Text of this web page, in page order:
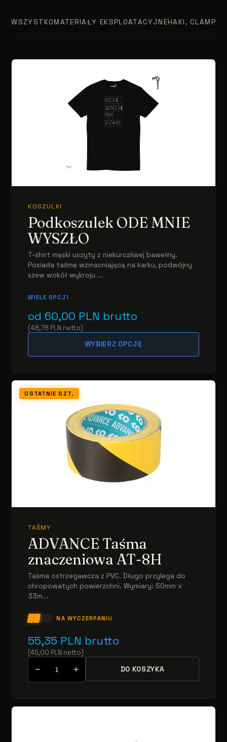
WSZYSTKOMATERIAŁY EKSPLOATACYJNEHAKI, CLAMPY,
KOSZULKI
Podkoszulek ODE MNIE
WYSZŁO
T-shirt męski uszyty z niekurczliwej bawełny.
Posiada taśmę wzmacniającą na karku, podwójny
szew wokół wykroju ...
WIELE OPCJI
od 60,00 PLN brutto
(48,78 PLN netto)
WYBIERZ OPCJĘ
OSTATNIE SZT.
TAŚMY
ADVANCE Taśma
znaczeniowa AT-8H
Taśma ostrzegawcza z PVC. Długo przylega do
chropowatych powierzchni. Wymiary: 50mm x
33m...
NA WYCZERPANIU
55,35 PLN brutto
(45,00 PLN netto)
− + DO KOSZYKA